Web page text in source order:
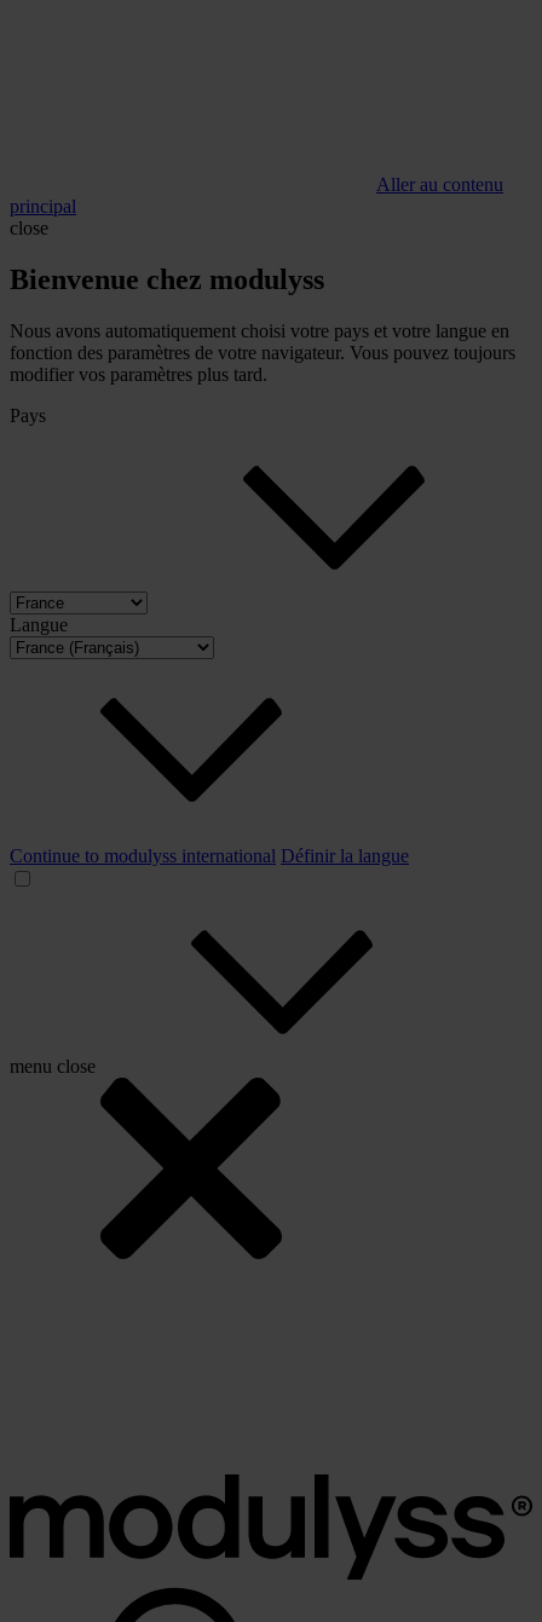
Aller au contenu
principal
close
Bienvenue chez modulyss
Nous avons automatiquement choisi votre pays et votre langue en
fonction des paramètres de votre navigateur. Vous pouvez toujours
modifier vos paramètres plus tard.
Pays
Langue
Continue to modulyss international Définir la langue
menu close